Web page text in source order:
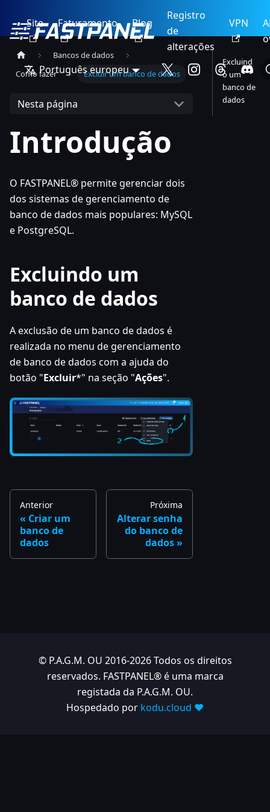
Site Faturamento Blog
Registro
de
alterações
VPN
Português europeu
Bancos de dados
Como fazer
Excluir um banco de dados
Nesta página
Introdução
O FASTPANEL® permite gerenciar dois
dos sistemas de gerenciamento de
banco de dados mais populares: MySQL
e PostgreSQL.
Excluindo um
banco de dados
A exclusão de um banco de dados é
realizada no menu de gerenciamento
de banco de dados com a ajuda do
botão "Excluir*" na seção "Ações".
Anterior
Criar um
banco de
dados
Próxima
Alterar senha
do banco de
dados
Excluind
o um
banco de
dados
© P.A.G.M. OU 2016-2026 Todos os direitos
reservados. FASTPANEL® é uma marca
registada da P.A.G.M. OU.
Hospedado por kodu.cloud ❤️